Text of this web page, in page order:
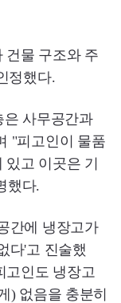
건물 구조와 주
정했다.
은 사무공간과
"피고인이 물품
있고 이곳은 기
했다.
간에 냉장고가
다'고 진술했
고인도 냉장고
) 없음을 충분히